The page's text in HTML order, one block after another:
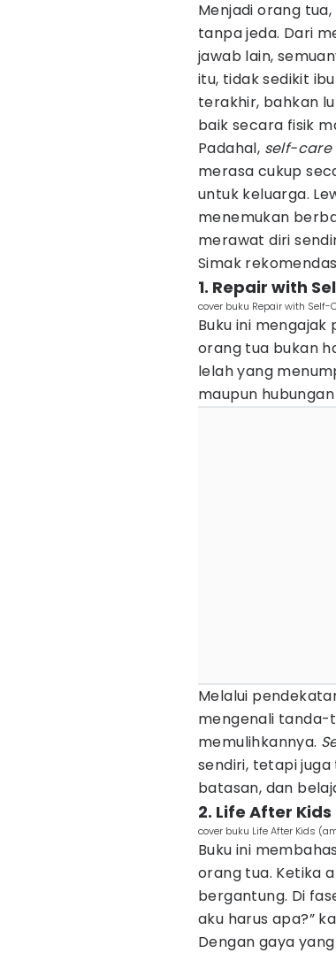
Menjadi orang
tanpa jeda. Dari
jawab lain,
itu, tidak sedikit
terakhir, bahkan
baik secara fisik
Padahal, self-care
merasa cukup
untuk keluarga.
menemukan
merawat diri
Simak
1. Repair with
cover buku Repair with Self-
Buku ini
orang tua bukan
lelah yang
maupun
Melalui
mengenali tanda-
memulihkannya.
sendiri, tetapi
batasan, dan
2. Life After
cover buku Life After Kids
Buku ini
orang tua. Ketika
bergantung. Di
aku harus apa?”
Dengan gaya